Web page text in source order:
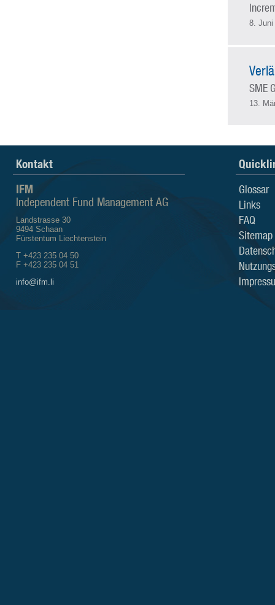
8. Juni
SME
13.
Kontakt
IFM
Independent Fund Management AG
Landstrasse 30
9494 Schaan
Fürstentum Liechtenstein
T +423 235 04 50
F +423 235 04 51
info@ifm.li
Glossar
Links
FAQ
Sitemap